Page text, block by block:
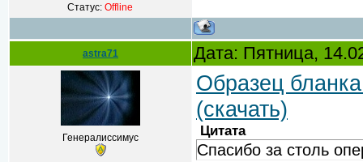
Статус:Offline
astra71 Дата: Пятница,
Генералиссимус
Образец
(скачать)
Цитата
Спасибо за столь